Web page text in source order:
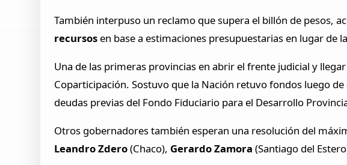
También interpuso un reclamo que supera el billón de pesos,
recursos en base a estimaciones presupuestarias en lugar de
Una de las primeras provincias en abrir el frente judicial y
Coparticipación. Sostuvo que la Nación retuvo fondos luego
deudas previas del Fondo Fiduciario para el Desarrollo
Otros gobernadores también esperan una resolución del
Leandro Zdero(Chaco), Gerardo Zamora(Santiago del